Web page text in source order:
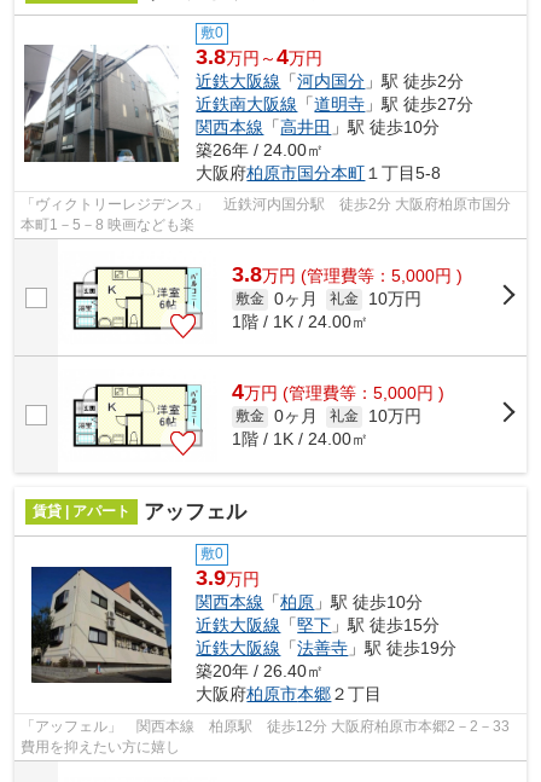
敷0
3.8万円～4万円
近鉄大阪線 「河内国分 」駅 徒歩2分
近鉄南大阪線 「道明寺 」駅 徒歩27分
関西本線 「高井田 」駅 徒歩10分
築26年 / 24.00㎡
大阪府柏原市国分本町 １丁目5-8
「ヴィクトリーレジデンス」 近鉄河内国分駅 徒歩2分 大阪府柏原市国分
本町1－5－8 映画なども楽
3.8万円 (管理費等：5,000円 )
敷金 0ヶ月 礼金
10万円
1階 / 1K / 24.00㎡
4万円 (管理費等：5,000円 )
敷金 0ヶ月 礼金
10万円
1階 / 1K / 24.00㎡
賃貸 | アパート アッフェル
敷0
3.9万円
関西本線 「柏原 」駅 徒歩10分
近鉄大阪線 「堅下 」駅 徒歩15分
近鉄大阪線 「法善寺 」駅 徒歩19分
築20年 / 26.40㎡
大阪府柏原市本郷２丁目
「アッフェル」 関西本線 柏原駅 徒歩12分 大阪府柏原市本郷2－2－33
費用を抑えたい方に嬉し